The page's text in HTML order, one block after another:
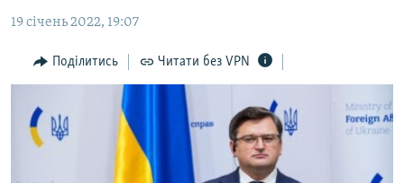
основної
Перейти
до
пошуку
БЛОГИ
ПОГЛЯД
ВСЕ ЗА ДЕНЬ
СПЕЦПРОЕКТИ
19 січень 2022, 19:07
Поділитись Читати без VPN